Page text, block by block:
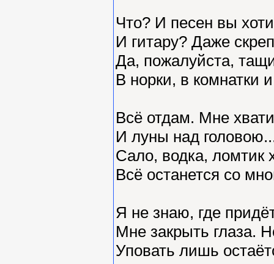
Что? И песен вы
И гитару? Даже
Да, пожалуйста,
В норки, в комнатки
Всё отдам. Мне
И луны над
Сало, водка, ломтик
Всё останется со
Я не знаю, где
Мне закрыть глаза.
Уповать лишь